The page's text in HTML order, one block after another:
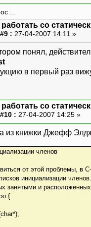
...
работать со
: 27-04-2007 14:11 »
понял,
в первый раз
работать со
: 27-04-2007 14:25 »
из книжки Джефф
членов
от этой проблемы, в
инициализации
занятыми и
{